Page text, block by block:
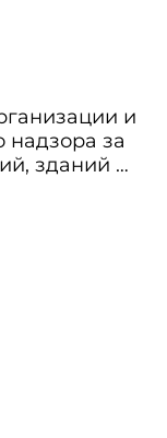
и
надзора за
зданий и